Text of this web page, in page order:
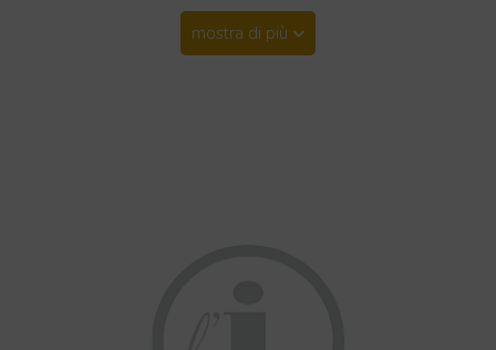
mostra di più